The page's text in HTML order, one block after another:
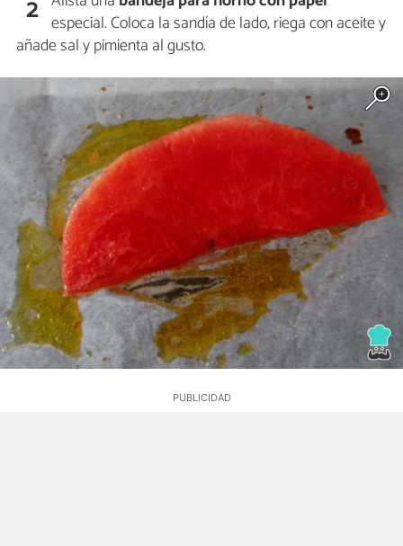
2 especial. Coloca la sandía de lado, riega con aceite y
añade sal y pimienta al gusto.